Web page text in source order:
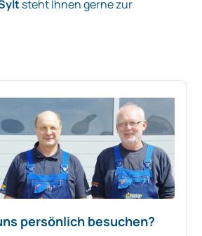
steht Ihnen gerne zur
persönlich besuchen?